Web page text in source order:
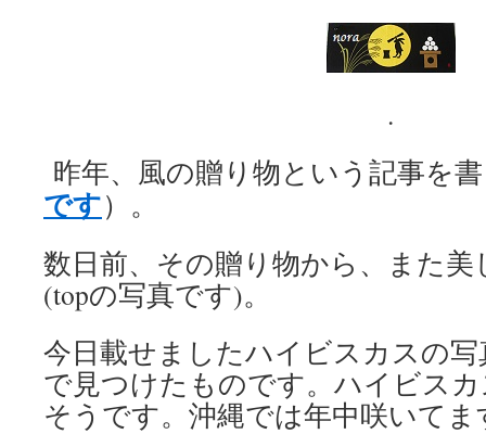
.
昨年、風の贈り物という記事を
です）。
数日前、その贈り物から、また
(topの写真です)。
今日載せましたハイビスカスの
で見つけたものです。ハイビス
そうです。沖縄では年中咲いてま